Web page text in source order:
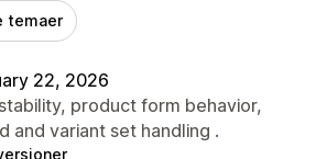
temaer
22, 2026
product form behavior,
and variant set handling .